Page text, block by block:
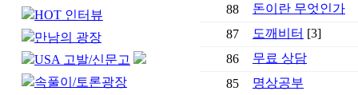
HOT 인터뷰
만남의 광장
USA 고발/신문고
속풀이/토론광장
88
돈이란 무엇인가
87
도깨비터 [3]
86
무료 상담
85
명상공부